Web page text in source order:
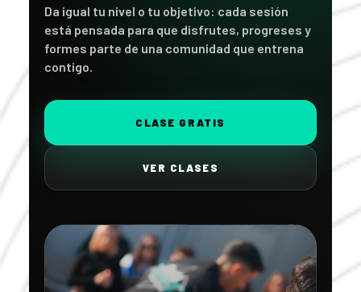
Da igual tu nivel o tu objetivo: cada sesión
está pensada para que disfrutes, progreses y
formes parte de una comunidad que entrena
contigo.
CLASE GRATIS
VER CLASES